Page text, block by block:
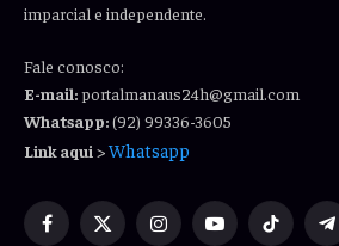
imparcial e independente.
Fale conosco:
E-mail:portalmanaus24h@gmail.com
Whatsapp:(92) 99336-3605
Link aqui >Whatsapp
Facebook
X
InstagramYouTubeTikTok